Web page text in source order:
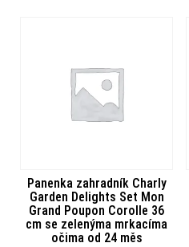
Panenka zahradník Charly
Garden Delights Set Mon
Grand Poupon Corolle 36
cm se zelenýma mrkacíma
očima od 24 měs